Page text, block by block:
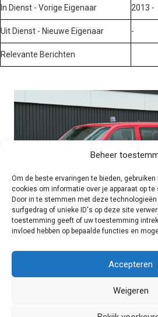
Beheer
Om de beste ervaringen te bieden,
cookies om informatie over je apparaat op
Door in te stemmen met deze
surfgedrag of unieke ID's op deze site
toestemming geeft of uw toestemming
invloed hebben op bepaalde functies en
Accepteren
Weigeren
In Dienst - Vorige Eigenaar 2013 -
Uit Dienst - Nieuwe Eigenaar -
Relevante Berichten